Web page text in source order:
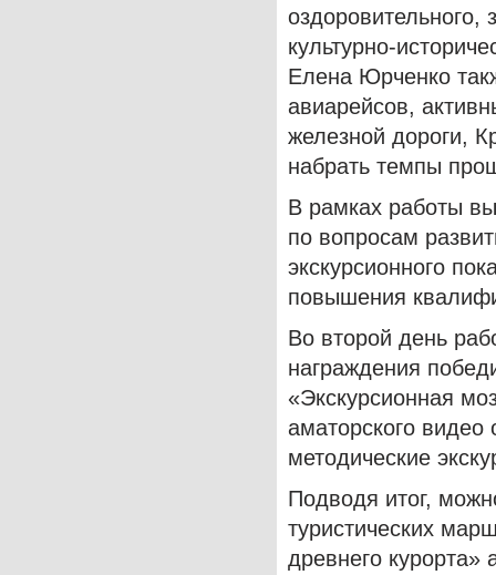
оздоровительного,
культурно-
Елена Юрченко
авиарейсов,
железной дороги,
набрать темпы
В рамках работы
по вопросам
экскурсионного
повышения
Во второй день
награждения
«Экскурсионная
аматорского
методические
Подводя итог,
туристических
древнего курорта»